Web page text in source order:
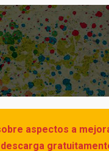
aspectos a